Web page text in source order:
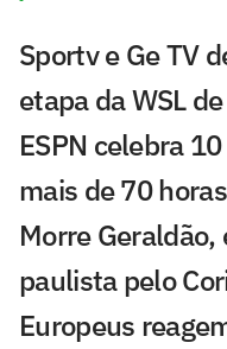
Sportv e Ge TV
etapa da WSL
ESPN celebra
mais de 70
Morre
paulista pelo
Europeus